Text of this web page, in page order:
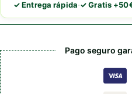
con
Plátano
✓ Entrega rápida·✓ Gratis
Pago seguro